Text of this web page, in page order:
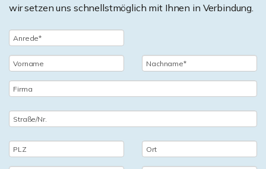
wir setzen uns schnellstmöglich mit Ihnen in Verbindung.